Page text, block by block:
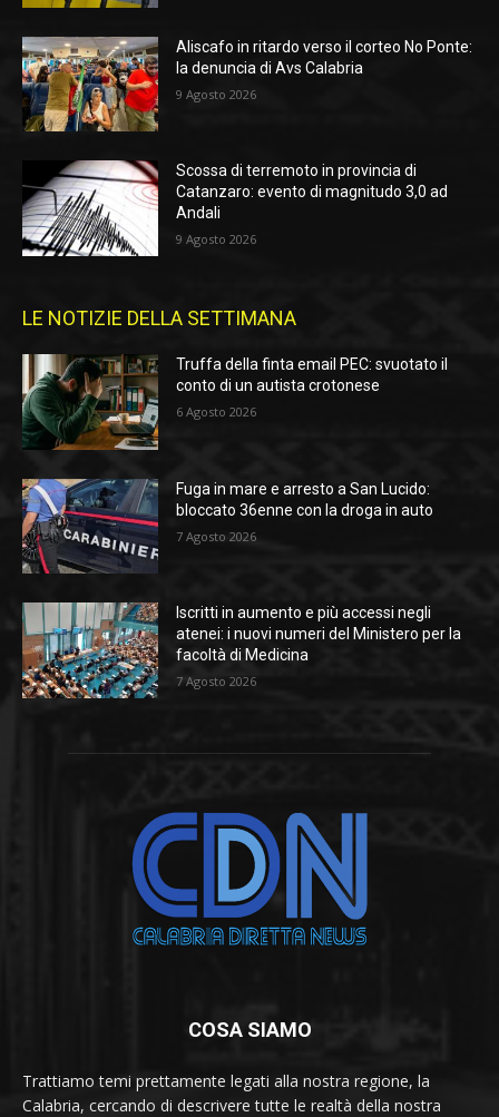
Aliscafo in ritardo verso il corteo No Ponte:
la denuncia di Avs Calabria
9 Agosto 2026
Scossa di terremoto in provincia di
Catanzaro: evento di magnitudo 3,0 ad
Andali
9 Agosto 2026
LE NOTIZIE DELLA SETTIMANA
Truffa della finta email PEC: svuotato il
conto di un autista crotonese
6 Agosto 2026
Fuga in mare e arresto a San Lucido:
bloccato 36enne con la droga in auto
7 Agosto 2026
Iscritti in aumento e più accessi negli
atenei: i nuovi numeri del Ministero per la
facoltà di Medicina
7 Agosto 2026
COSA SIAMO
Trattiamo temi prettamente legati alla nostra regione, la
Calabria, cercando di descrivere tutte le realtà della nostra